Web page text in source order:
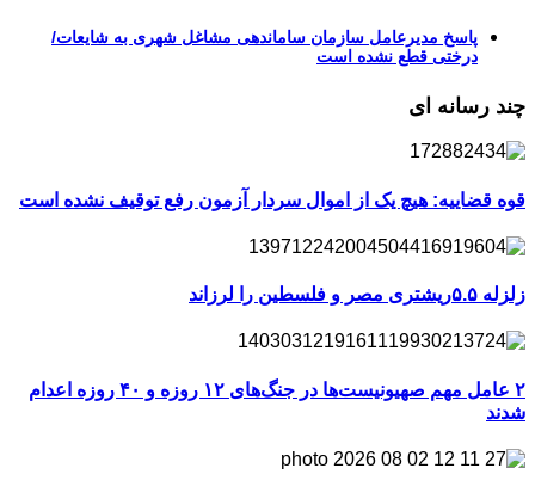
پاسخ مدیرعامل سازمان ساماندهی مشاغل شهری به شایعات/
درختی قطع نشده است
چند رسانه ای
قوه قضاییه: هیچ یک از اموال سردار آزمون رفع توقیف نشده است
زلزله ۵.۵ریشتری مصر و فلسطین را لرزاند
۲ عامل مهم صهیونیست‌ها در جنگ‌های ۱۲ روزه و ۴۰ روزه اعدام
شدند